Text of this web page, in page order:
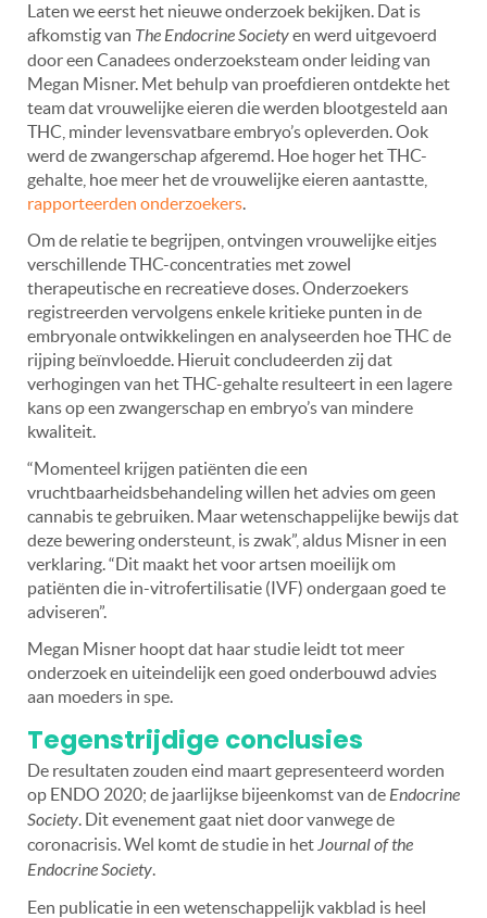
Laten we eerst het nieuwe onderzoek bekijken. Dat is
afkomstig van The Endocrine Societyen werd uitgevoerd
door een Canadees onderzoeksteam onder leiding van
Megan Misner. Met behulp van proefdieren ontdekte het
team dat vrouwelijke eieren die werden blootgesteld aan
THC, minder levensvatbare embryo’s opleverden. Ook
werd de zwangerschap afgeremd. Hoe hoger het THC-
gehalte, hoe meer het de vrouwelijke eieren aantastte,
rapporteerden onderzoekers.
Om de relatie te begrijpen, ontvingen vrouwelijke eitjes
verschillende THC-concentraties met zowel
therapeutische en recreatieve doses. Onderzoekers
registreerden vervolgens enkele kritieke punten in de
embryonale ontwikkelingen en analyseerden hoe THC de
rijping beïnvloedde. Hieruit concludeerden zij dat
verhogingen van het THC-gehalte resulteert in een lagere
kans op een zwangerschap en embryo’s van mindere
kwaliteit.
“Momenteel krijgen patiënten die een
vruchtbaarheidsbehandeling willen het advies om geen
cannabis te gebruiken. Maar wetenschappelijke bewijs dat
deze bewering ondersteunt, is zwak”, aldus Misner in een
verklaring. “Dit maakt het voor artsen moeilijk om
patiënten die in-vitrofertilisatie (IVF) ondergaan goed te
adviseren”.
Megan Misner hoopt dat haar studie leidt tot meer
onderzoek en uiteindelijk een goed onderbouwd advies
aan moeders in spe.
Tegenstrijdige conclusies
De resultaten zouden eind maart gepresenteerd worden
op ENDO 2020; de jaarlijkse bijeenkomst van deEndocrine
Society. Dit evenement gaat niet door vanwege de
coronacrisis. Wel komt de studie in hetJournal of the
Endocrine Society.
Een publicatie in een wetenschappelijk vakblad is heel